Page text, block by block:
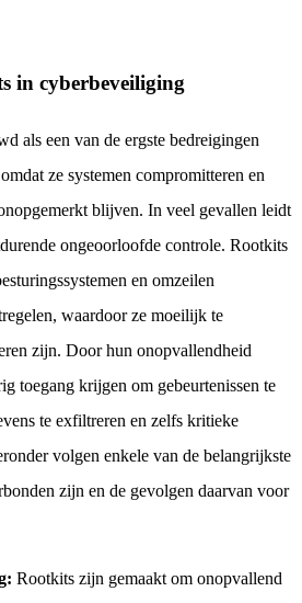
in cyberbeveiliging
als een van de ergste bedreigingen
ze systemen compromitteren en
blijven. In veel gevallen leidt
ongeoorloofde controle. Rootkits
en omzeilen
waardoor ze moeilijk te
zijn. Door hun onopvallendheid
toegang krijgen om gebeurtenissen te
te exfiltreren en zelfs kritieke
volgen enkele van de belangrijkste
zijn en de gevolgen daarvan voor
Rootkits zijn gemaakt om onopvallend